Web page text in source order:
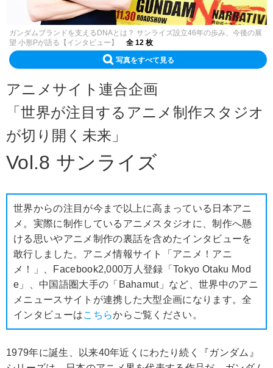
ガンダムブランドを支えるDNAとは？ サンライズ設立46年の歩み、今後の展
望 小形Pが語る【インタビュー】
全 12 枚
写真をすべて見る
アニメサイト連合企画
「世界が注目するアニメ制作スタジオ
が切り開く未来」
Vol.8 サンライズ
世界からの注目が今まで以上に高まっている日本アニ
メ。実際に制作しているアニメスタジオに、制作へ懸
ける思いやアニメ制作の裏話を含めたインタビューを
敢行しました。アニメ情報サイト「アニメ！アニ
メ！」、Facebook2,000万人登録「Tokyo Otaku Mod
e」、中国語圏大手の「Bahamut」など、世界中のアニ
メニュースサイトが連携した大型企画になります。全
インタビューはこちらからご覧ください。
1979年に誕生、以来40年近くにわたり続く『ガンダム』